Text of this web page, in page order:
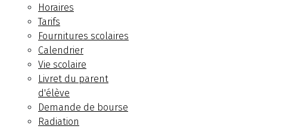
Horaires
Tarifs
Fournitures scolaires
Calendrier
Vie scolaire
Livret du parent
d'élève
Demande de bourse
Radiation